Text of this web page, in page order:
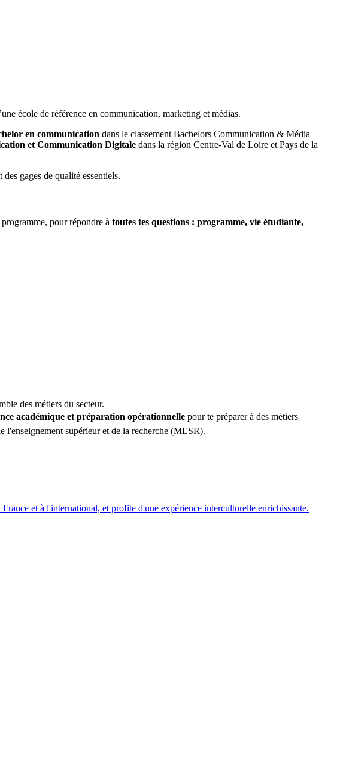
école de référence en communication, marketing et médias.
en communication dans le classement Bachelors Communication & Média
et Communication Digitale dans la région Centre-Val de Loire et Pays de la
des gages de qualité essentiels.
pour répondre à toutes tes questions : programme, vie étudiante,
des métiers du secteur.
académique et préparation opérationnelle pour te préparer à des métiers
l'enseignement supérieur et de la recherche (MESR).
et à l'international, et profite d'une expérience interculturelle enrichissante.